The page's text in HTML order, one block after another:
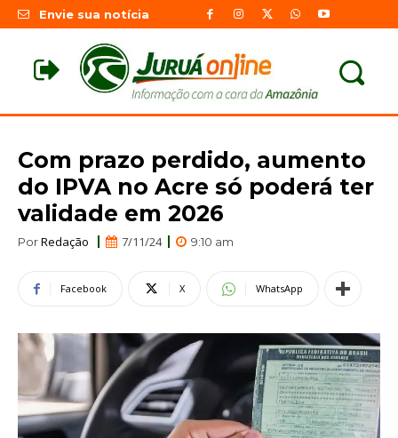
Envie sua notícia
Com prazo perdido, aumento
do IPVA no Acre só poderá ter
validade em 2026
PorRedação 7/11/24 9:10 am
Facebook X WhatsApp